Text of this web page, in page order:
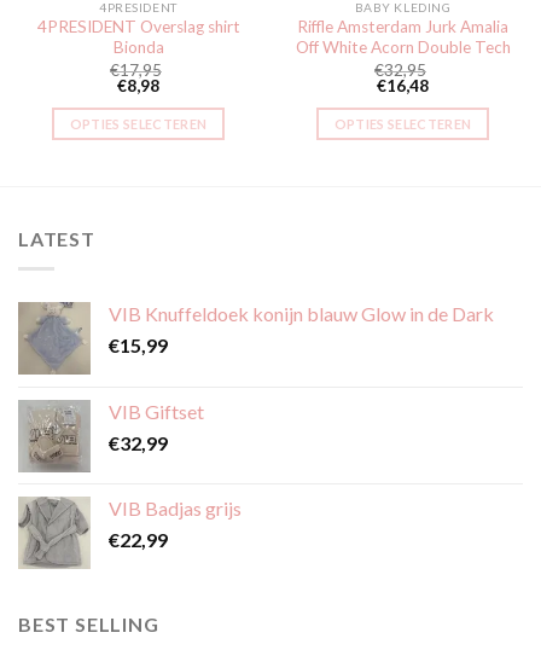
4PRESIDENT
4PRESIDENT Overslag shirt
Bionda
€17,95
€8,98
OPTIES SELECTEREN
gekozen
op
productpagina
BABY KLEDING
Riffle Amsterdam Jurk Amalia
Off White Acorn Double Tech
€32,95
€16,48
OPTIES SELECTEREN
LATEST
VIB Knuffeldoek konijn blauw Glow in de Dark
€15,99
VIB Giftset
€32,99
VIB Badjas grijs
€22,99
BEST SELLING